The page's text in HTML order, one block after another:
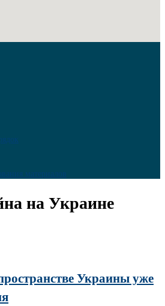
материалов
на Украине
Украины уже